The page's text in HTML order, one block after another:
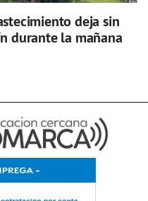
deja sin
durante la mañana